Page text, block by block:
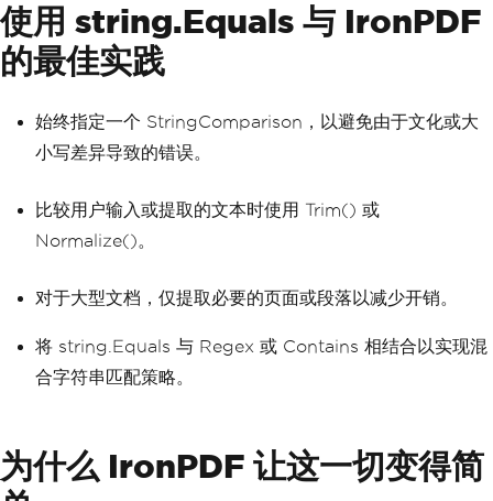
使用 string.Equals 与 IronPDF
的最佳实践
始终指定一个 StringComparison，以避免由于文化或大
小写差异导致的错误。
比较用户输入或提取的文本时使用 Trim() 或
Normalize()。
对于大型文档，仅提取必要的页面或段落以减少开销。
将 string.Equals 与 Regex 或 Contains 相结合以实现混
合字符串匹配策略。
为什么 IronPDF 让这一切变得简